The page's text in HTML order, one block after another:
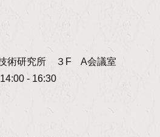
技術研究所 ３F A会議室
- 16:30